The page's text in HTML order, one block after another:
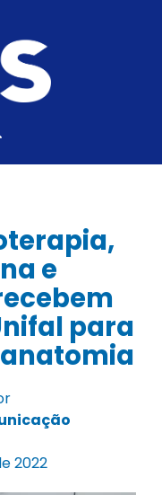
e
para
2022